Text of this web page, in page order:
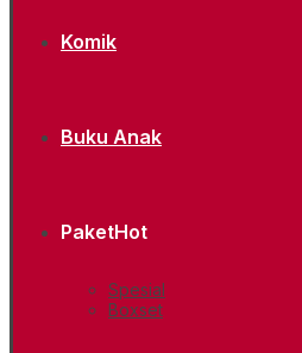
Komik
Buku Anak
PaketHot
Spesial
Boxset